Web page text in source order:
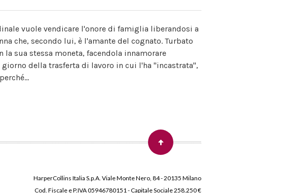
vuole vendicare l'onore di famiglia liberandosi a
che, secondo lui, è l'amante del cognato. Turbato
sua stessa moneta, facendola innamorare
della trasferta di lavoro in cui l'ha "incastrata",
HarperCollins Italia S.p.A. Viale Monte Nero, 84 - 20135 Milano
Cod. Fiscale e P.IVA 05946780151 - Capitale Sociale 258.250 €